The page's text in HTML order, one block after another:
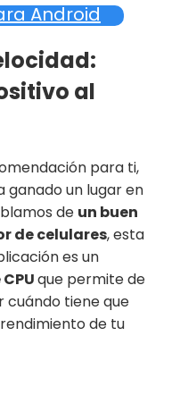
Android
al
para ti,
ganado un lugar en
de un buen
de celulares, esta
es un
que permite de
cuándo tiene que
de tu